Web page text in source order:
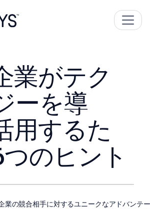
業がテク
ーを導
用するた
のヒント
業の競合相手に対するユニークなアドバンテ